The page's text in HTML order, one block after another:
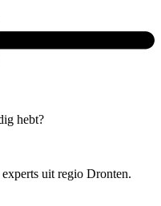
hebt?
uit regio Dronten.